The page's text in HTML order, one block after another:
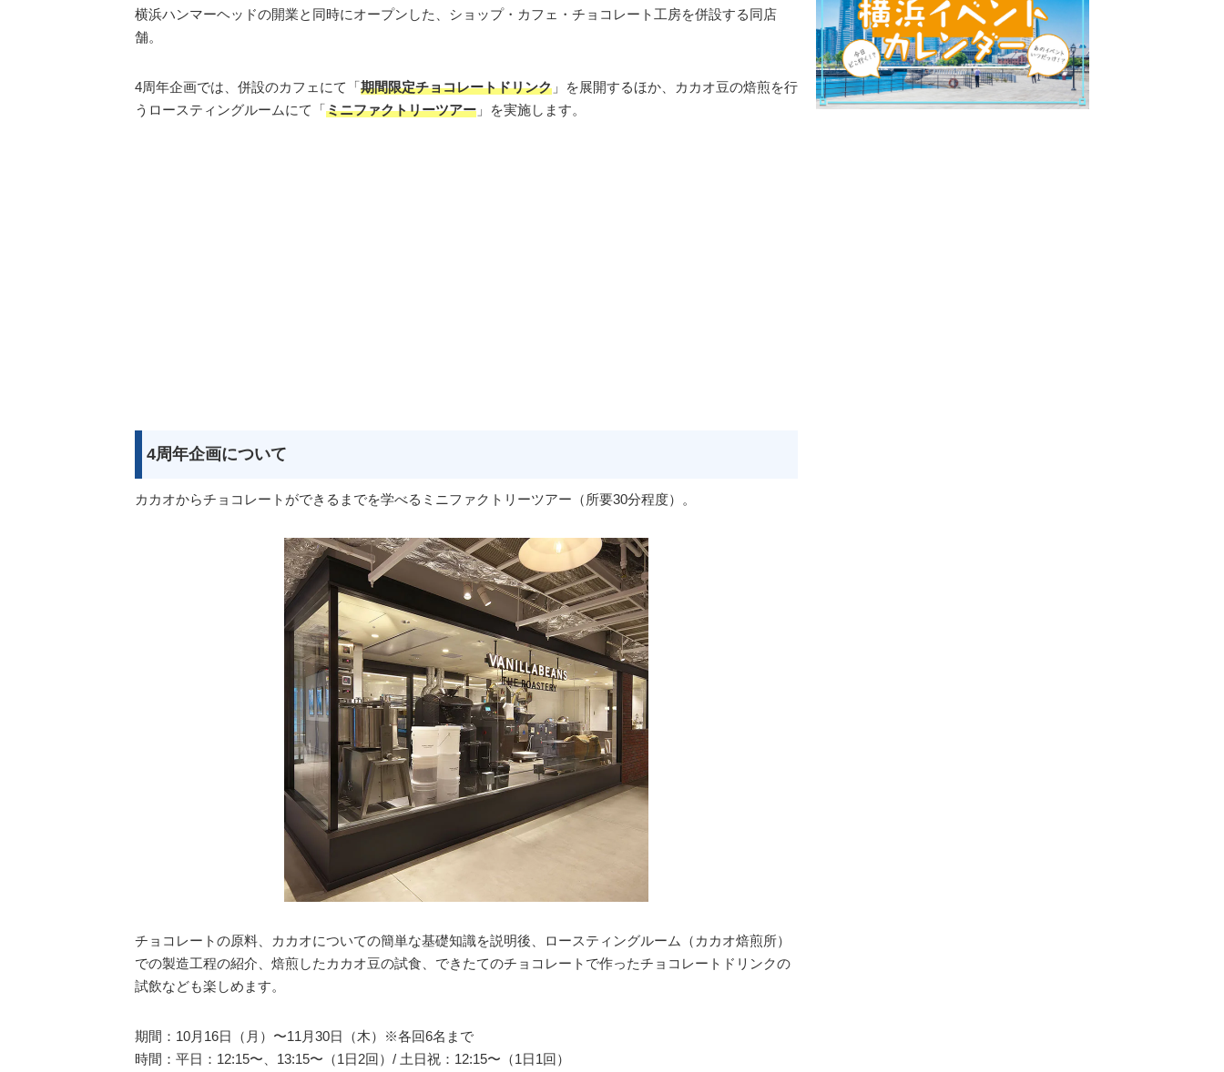
横浜ハンマーヘッドの開業と同時にオープンした、ショップ・カフェ・チョコレート工房を併設する同店
舗。
4周年企画では、併設のカフェにて「期間限定チョコレートドリンク 」を展開するほか、カカオ豆の焙煎を行
うロースティングルームにて「ミニファクトリーツアー 」を実施します。
4周年企画について
カカオからチョコレートができるまでを学べるミニファクトリーツアー（所要30分程度）。
チョコレートの原料、カカオについての簡単な基礎知識を説明後、ロースティングルーム（カカオ焙煎所）
での製造工程の紹介、焙煎したカカオ豆の試食、できたてのチョコレートで作ったチョコレートドリンクの
試飲なども楽しめます。
期間：10月16日（月）〜11月30日（木）※各回6名まで
時間：平日：12:15〜、13:15〜（1日2回）/ 土日祝：12:15〜（1日1回）